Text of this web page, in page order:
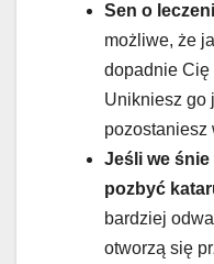
Sen o
możliwe, że
dopadnie Cię
Unikniesz go
pozostaniesz
Jeśli we śnie
pozbyć
bardziej
otworzą się